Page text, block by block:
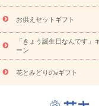
キューピットのeGfit
ド
お花の種類
お祝い お祝い・
5000円～
お祝い・
悔やみ
円～
お供え・お悔や
読み物
お供えセットギフト
「きょう誕生日なんです」
ーン
花とみどりのeギフト